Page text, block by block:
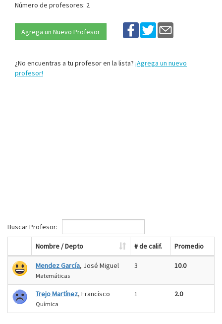
Número de profesores: 2
Agrega un Nuevo Profesor
¿No encuentras a tu profesor en la lista? ¡Agrega un nuevo
profesor!
Buscar Profesor:
Nombre / Depto # de calif. Promedio
Mendez García, José Miguel
Matemáticas
3 10.0
Trejo Martínez, Francisco
Química
1 2.0